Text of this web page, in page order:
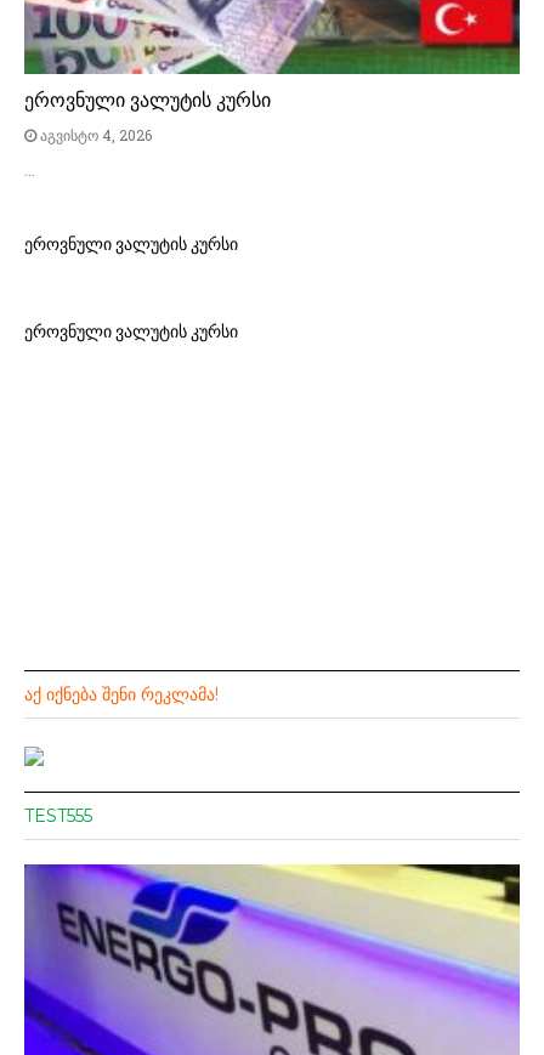
ეროვნული ვალუტის კურსი
აგვისტო 4, 2026
…
ეროვნული ვალუტის კურსი
ეროვნული ვალუტის კურსი
ᲐᲥ ᲘᲥᲜᲔᲑᲐ ᲨᲔᲜᲘ ᲠᲔᲙᲚᲐᲛᲐ!
TEST555